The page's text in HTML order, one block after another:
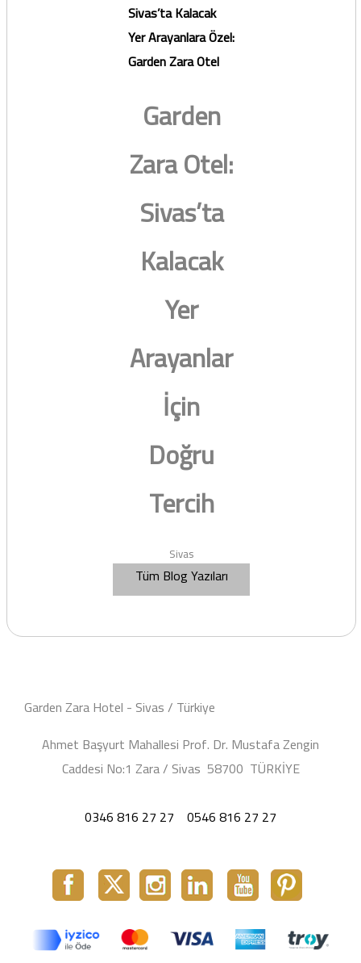
Sivas’ta Kalacak
Yer Arayanlara Özel:
Garden Zara Otel
Garden
Zara Otel:
Sivas’ta
Kalacak
Yer
Arayanlar
İçin
Doğru
Tercih
Sivas
Tüm Blog Yazıları
Garden Zara Hotel - Sivas / Türkiye
Ahmet Başyurt Mahallesi Prof. Dr. Mustafa Zengin
Caddesi No:1 Zara / Sivas 58700 TÜRKİYE
0346 816 27 27 0546 816 27 27